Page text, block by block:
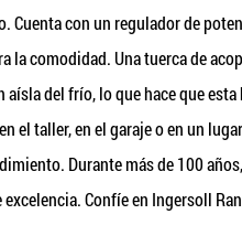
Cuenta con un regulador de
la comodidad. Una tuerca de
del frío, lo que hace que
el taller, en el garaje o en un
Durante más de 100
Confíe en Ingersoll